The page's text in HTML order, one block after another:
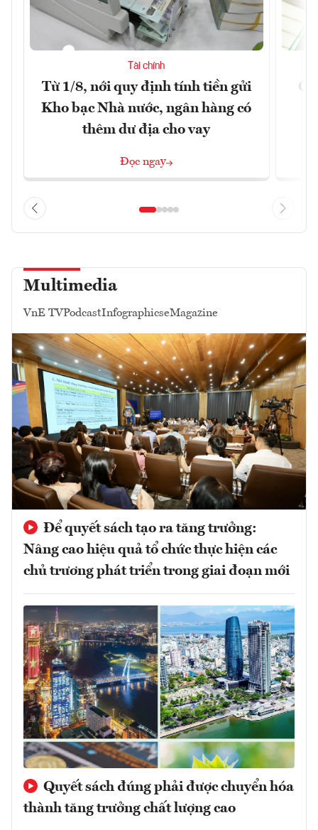
Tài chính
Từ 1/8, nới quy định tính tiền gửi
Kho bạc Nhà nước, ngân hàng có
thêm dư địa cho vay
Đọc ngay
Multimedia
VnE TVPodcastInfographicseMagazine
Để quyết sách tạo ra tăng trưởng:
Nâng cao hiệu quả tổ chức thực hiện các
chủ trương phát triển trong giai đoạn mới
Quyết sách đúng phải được chuyển hóa
thành tăng trưởng chất lượng cao